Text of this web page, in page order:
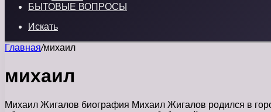
БЫТОВЫЕ ВОПРОСЫ
Искать
Главная/михаил
михаил
Михаил Жигалов биография Михаил Жигалов родился в